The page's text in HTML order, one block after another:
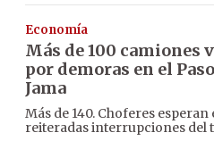
Economía
Más de 100 camiones
por demoras en el
Jama
Más de 140. Choferes
reiteradas interrupciones del